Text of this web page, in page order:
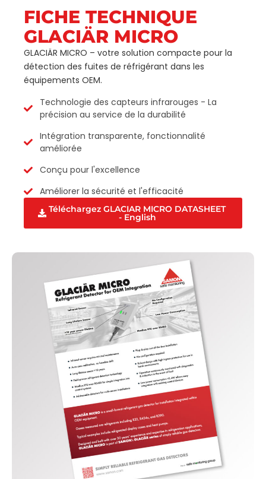
FICHE TECHNIQUE
GLACIÄR MICRO
GLACIÄR MICRO – votre solution compacte pour la
détection des fuites de réfrigérant dans les
équipements OEM.
Technologie des capteurs infrarouges - La
précision au service de la durabilité
Intégration transparente, fonctionnalité
améliorée
Conçu pour l'excellence
Améliorer la sécurité et l'efficacité
Téléchargez GLACIAR MICRO DATASHEET
- English